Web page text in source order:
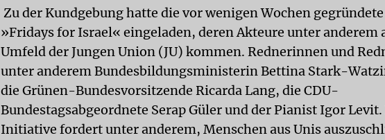
Zu der Kundgebung hatte die vor wenigen Wochen
»Fridays for Israel« eingeladen, deren Akteure unter anderem
Umfeld der Jungen Union (JU) kommen. Rednerinnen und
unter anderem Bundesbildungsministerin Bettina Stark-
die Grünen-Bundesvorsitzende Ricarda Lang, die CDU-
Bundestagsabgeordnete Serap Güler und der Pianist Igor Levit.
Initiative fordert unter anderem, Menschen aus Unis